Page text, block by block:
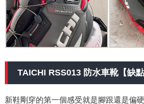
TAICHI RSS013 防水車靴【缺點
新鞋剛穿的第一個感受就是腳跟還是偏